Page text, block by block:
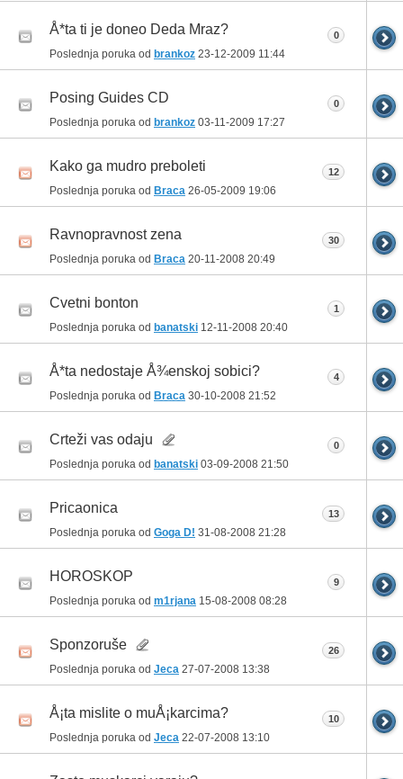
Å*ta ti je doneo Deda Mraz?
Poslednja poruka od brankoz 23-12-2009 11:44
0
Posing Guides CD
Poslednja poruka od brankoz 03-11-2009 17:27
0
Kako ga mudro preboleti
Poslednja poruka od Braca 26-05-2009 19:06
12
Ravnopravnost zena
Poslednja poruka od Braca 20-11-2008 20:49
30
Cvetni bonton
Poslednja poruka od banatski 12-11-2008 20:40
1
Å*ta nedostaje Å¾enskoj sobici?
Poslednja poruka od Braca 30-10-2008 21:52
4
Crteži vas odaju
Poslednja poruka od banatski 03-09-2008 21:50
0
Pricaonica
Poslednja poruka od Goga D! 31-08-2008 21:28
13
HOROSKOP
Poslednja poruka od m1rjana 15-08-2008 08:28
9
Sponzoruše
Poslednja poruka od Jeca 27-07-2008 13:38
26
Å¡ta mislite o muÅ¡karcima?
Poslednja poruka od Jeca 22-07-2008 13:10
10